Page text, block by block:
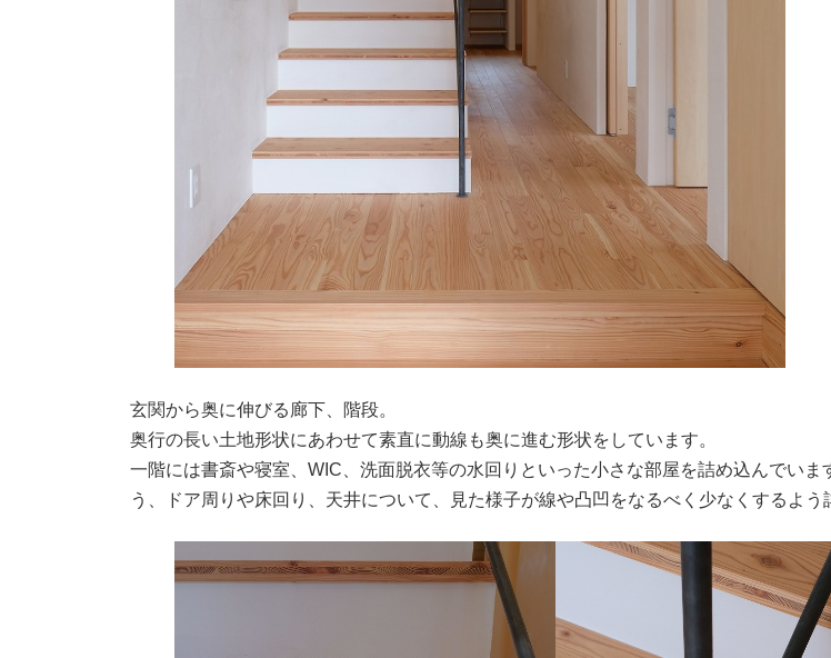
玄関から奥に伸びる廊下、階段。
奥行の長い土地形状にあわせて素直に動線も奥に進む形状をしています。
一階には書斎や寝室、WIC、洗面脱衣等の水回りといった小さな部屋を詰め込んでい
う、ドア周りや床回り、天井について、見た様子が線や凸凹をなるべく少なくするよう